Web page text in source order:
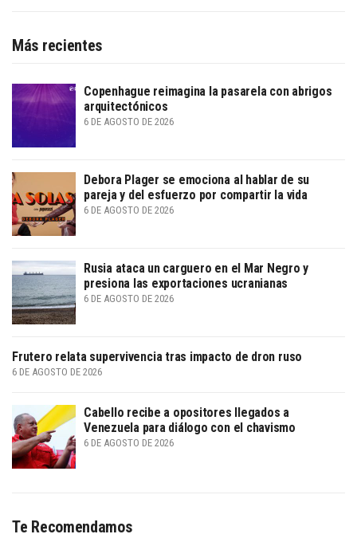
Más recientes
Copenhague reimagina la pasarela con abrigos
arquitectónicos
6 DE AGOSTO DE 2026
Debora Plager se emociona al hablar de su
pareja y del esfuerzo por compartir la vida
6 DE AGOSTO DE 2026
Rusia ataca un carguero en el Mar Negro y
presiona las exportaciones ucranianas
6 DE AGOSTO DE 2026
Frutero relata supervivencia tras impacto de dron ruso
6 DE AGOSTO DE 2026
Cabello recibe a opositores llegados a
Venezuela para diálogo con el chavismo
6 DE AGOSTO DE 2026
Te Recomendamos